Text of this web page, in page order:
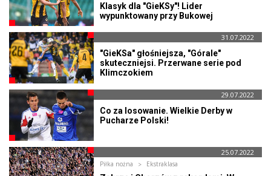
Klasyk dla "GieKSy"! Lider
wypunktowany przy Bukowej
31.07.2022
"GieKSa" głośniejsza, "Górale"
skuteczniejsi. Przerwane serie pod
Klimczokiem
29.07.2022
Co za losowanie. Wielkie Derby w
Pucharze Polski!
25.07.2022
Piłka nożna Ekstraklasa